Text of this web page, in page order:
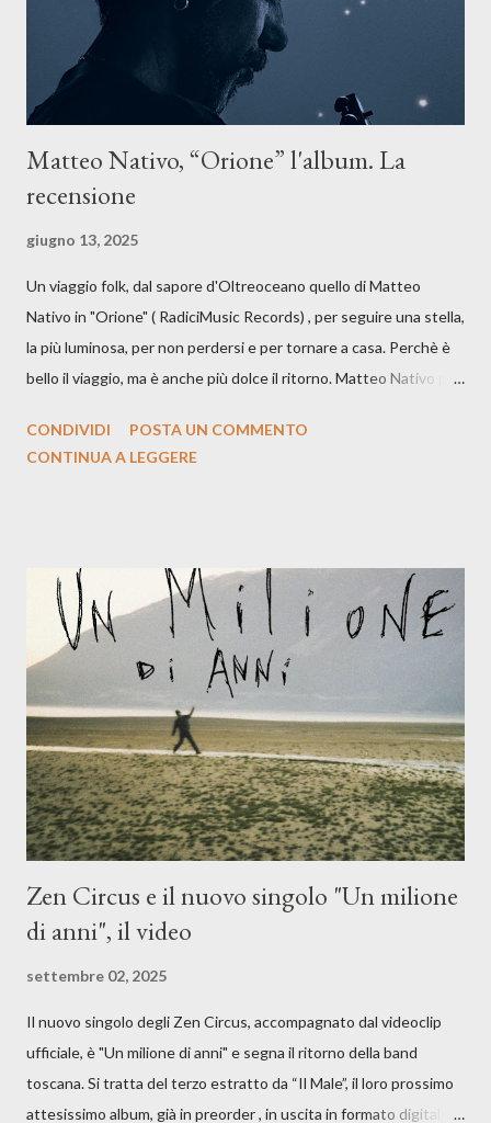
artistico con una composizi...
Matteo Nativo, “Orione” l'album. La
recensione
giugno 13, 2025
Un viaggio folk, dal sapore d'Oltreoceano quello di Matteo
Nativo in "Orione" ( RadiciMusic Records) , per seguire una stella,
la più luminosa, per non perdersi e per tornare a casa. Perchè è
bello il viaggio, ma è anche più dolce il ritorno. Matteo Nativo per
indubbiamente matura e consapevole oltre che con ottimi
Dicevamo. Ed è da qui che il nostro inizia questo concept
musicale, con " Che ora è" , raccontando la separazione dalla
moglie, del senso di sconfitta e del caldo afoso che opprime,
giusta condizione di sopraffazione: "Non so che ora è, che giorno
è, di questa estate che...". E' raro fare uscire come singolo una
cover, ma...
CONDIVIDI
POSTA UN COMMENTO
CONTINUA A LEGGERE
Zen Circus e il nuovo singolo "Un milione
di anni", il video
settembre 02, 2025
Il nuovo singolo degli Zen Circus, accompagnato dal videoclip
ufficiale, è "Un milione di anni" e segna il ritorno della band
toscana. Si tratta del terzo estratto da “Il Male”, il loro prossimo
attesissimo album, già in preorder , in uscita in formato digitale il